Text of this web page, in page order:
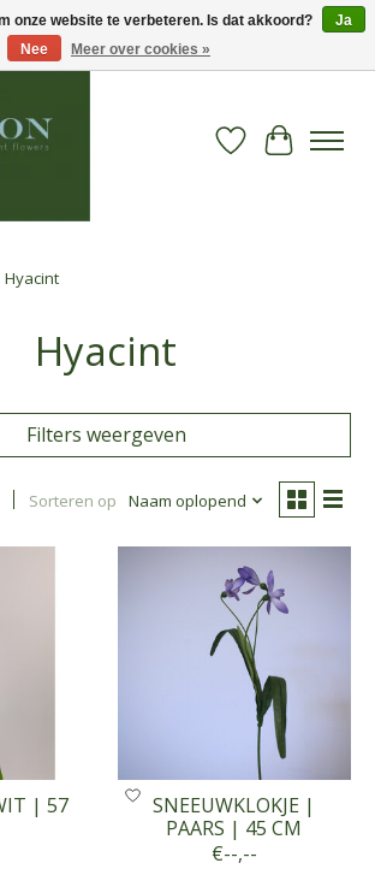
Verlanglijst
Hyacint
Hyacint
Filters weergeven
Sorteren op Naam oplopend
| 57
SNEEUWKLOKJE |
PAARS | 45 CM
€--,--
onze website te verbeteren. Is dat akkoord?
Ja
Nee
Meer over cookies »